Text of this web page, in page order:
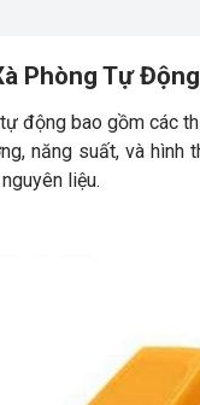
Phòng Tự Động
động bao gồm các
năng suất, và
liệu.